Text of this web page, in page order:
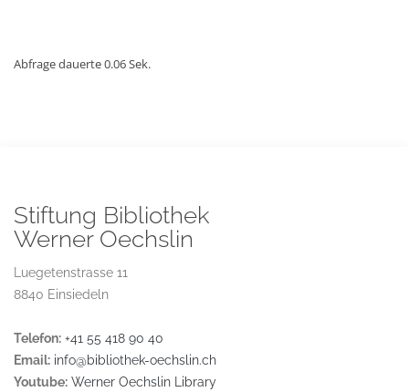
Abfrage dauerte 0.06 Sek.
Stiftung Bibliothek
Werner Oechslin
Luegetenstrasse 11
8840 Einsiedeln
Telefon: +41 55 418 90 40
Email: info@bibliothek-oechslin.ch
Youtube: Werner Oechslin Library